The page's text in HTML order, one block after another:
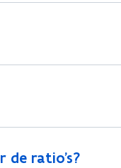
de ratio’s?